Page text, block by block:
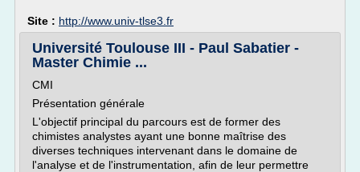
Site : http://www.univ-tlse3.fr
Université Toulouse III - Paul Sabatier -
Master Chimie ...
CMI
Présentation générale
L'objectif principal du parcours est de former des
chimistes analystes ayant une bonne maîtrise des
diverses techniques intervenant dans le domaine de
l'analyse et de l'instrumentation, afin de leur permettre